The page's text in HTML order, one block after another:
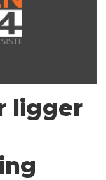
ligger